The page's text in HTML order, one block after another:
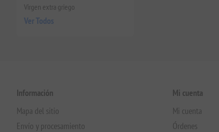
Virgen extra griego
Ver Todos
Información
Mapa del sitio
Envío y procesamiento
Mi cuenta
Mi cuenta
Órdenes